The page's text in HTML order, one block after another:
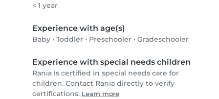
< 1 year
Experience with age(s)
Baby • Toddler • Preschooler • Gradeschooler
Experience with special needs children
Rania is certified in special needs care for
children. Contact Rania directly to verify
certifications. Learn more